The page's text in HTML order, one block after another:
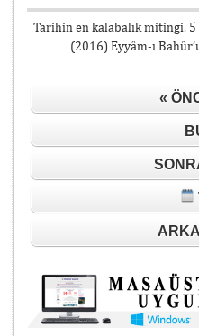
Tarihin en kalabalık mitingi, 5
(2016) Eyyâm-ı
«